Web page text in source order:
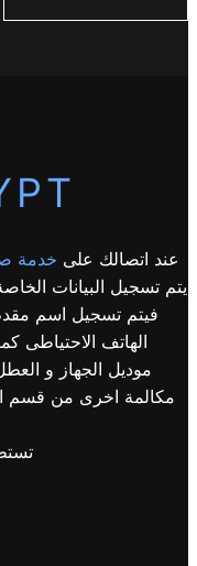
عند اتصالك على خدمة
يتم تسجيل البيانات
فيتم تسجيل اسم
الهاتف الاحتياطى
موديل الجهاز و
مكالمة اخرى من قسم